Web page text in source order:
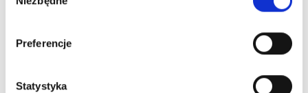
zgody
Preferencje
Statystyka